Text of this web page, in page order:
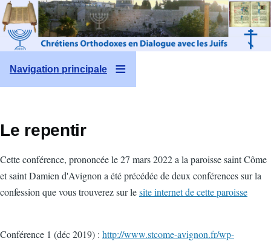
Aller au contenu principal
Navigation principale
Le repentir
Cette conférence, prononcée le 27 mars 2022 a la paroisse saint Côme
et saint Damien d'Avignon a été précédée de deux conférences sur la
confession que vous trouverez sur lesite internet de cette paroisse
Conférence 1 (déc 2019) : http://www.stcome-avignon.fr/wp-